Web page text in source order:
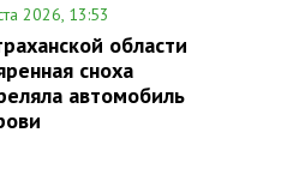
2026, 13:53
области
сноха
автомобиль